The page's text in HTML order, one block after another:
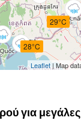
29°C
28°C
Leaflet | Map
για